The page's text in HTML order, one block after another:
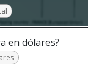
en dólares?